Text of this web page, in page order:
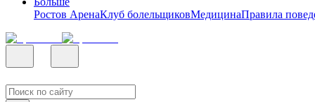
Ростов АренаКлуб болельщиковМедицинаПравила